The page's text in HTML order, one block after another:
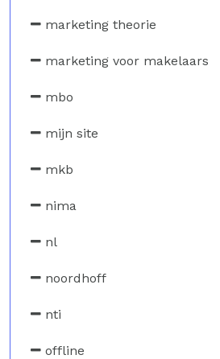
marketing theorie
marketing voor makelaars
mbo
mijn site
mkb
nima
nl
noordhoff
nti
offline